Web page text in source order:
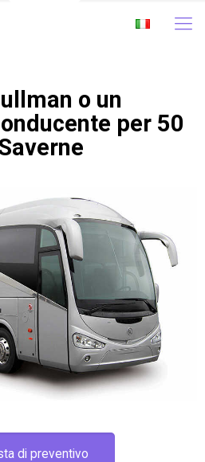
o un
per 50
di preventivo